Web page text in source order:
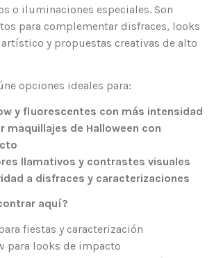
o iluminaciones especiales. Son
para complementar disfraces, looks
y propuestas creativas de alto
opciones ideales para:
y fluorescentes con más intensidad
maquillajes de Halloween con
llamativos y contrastes visuales
a disfraces y caracterizaciones
aquí?
fiestas y caracterización
para looks de impacto